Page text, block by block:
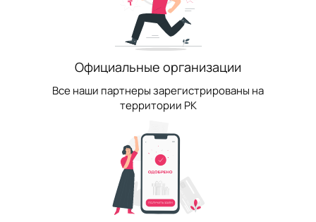
Официальные организации
Все наши партнеры зарегистрированы на
территории РК